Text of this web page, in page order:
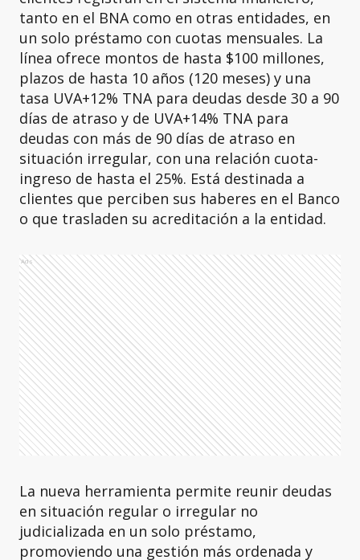
tanto en el BNA como en otras entidades, en
un solo préstamo con cuotas mensuales. La
línea ofrece montos de hasta $100 millones,
plazos de hasta 10 años (120 meses) y una
tasa UVA+12% TNA para deudas desde 30 a 90
días de atraso y de UVA+14% TNA para
deudas con más de 90 días de atraso en
situación irregular, con una relación cuota-
ingreso de hasta el 25%. Está destinada a
clientes que perciben sus haberes en el Banco
o que trasladen su acreditación a la entidad.
Ads
La nueva herramienta permite reunir deudas
en situación regular o irregular no
judicializada en un solo préstamo,
promoviendo una gestión más ordenada y